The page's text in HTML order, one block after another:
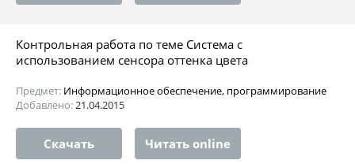
Контрольная работа по теме Система с
использованием сенсора оттенка цвета
Предмет: Информационное обеспечение, программирование
Добавлено:21.04.2015
Скачать Читать online